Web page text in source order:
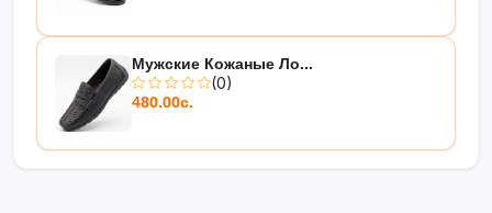
Мужские Кожаные Ло...
(0)
480.00с.